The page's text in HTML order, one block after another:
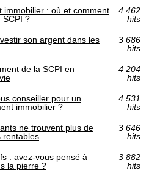
immobilier : où et comment
SCPI ?
4 462
hits
son argent dans les
3 686
hits
de la SCPI en
4 204
hits
conseiller pour un
immobilier ?
4 531
hits
ne trouvent plus de
rentables
3 646
hits
: avez-vous pensé à
la pierre ?
3 882
hits